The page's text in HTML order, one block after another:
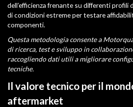
dell’efficienza frenante su differenti profili
di condizioni estreme per testare
componenti.
Questa metodologia consente a
di ricerca, test e sviluppo in
raccogliendo dati utili a migliorare
tecniche.
Il valore tecnico per il
aftermarket